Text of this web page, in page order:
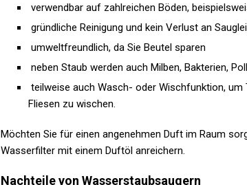
verwendbar auf zahlreichen Böden,
gründliche Reinigung und kein Verlust an
umweltfreundlich, da Sie Beutel sparen
neben Staub werden auch Milben, Bakterien,
teilweise auch Wasch- oder Wischfunktion,
Fliesen zu wischen.
Möchten Sie für einen angenehmen Duft im Raum
Wasserfilter mit einem Duftöl anreichern.
Nachteile von Wasserstaubsaugern